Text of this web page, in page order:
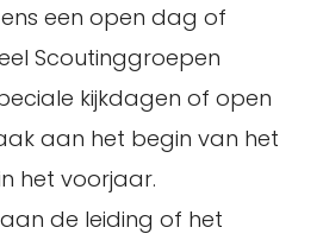
een open dag of
Scoutinggroepen
kijkdagen of open
aan het begin van het
het voorjaar.
de leiding of het